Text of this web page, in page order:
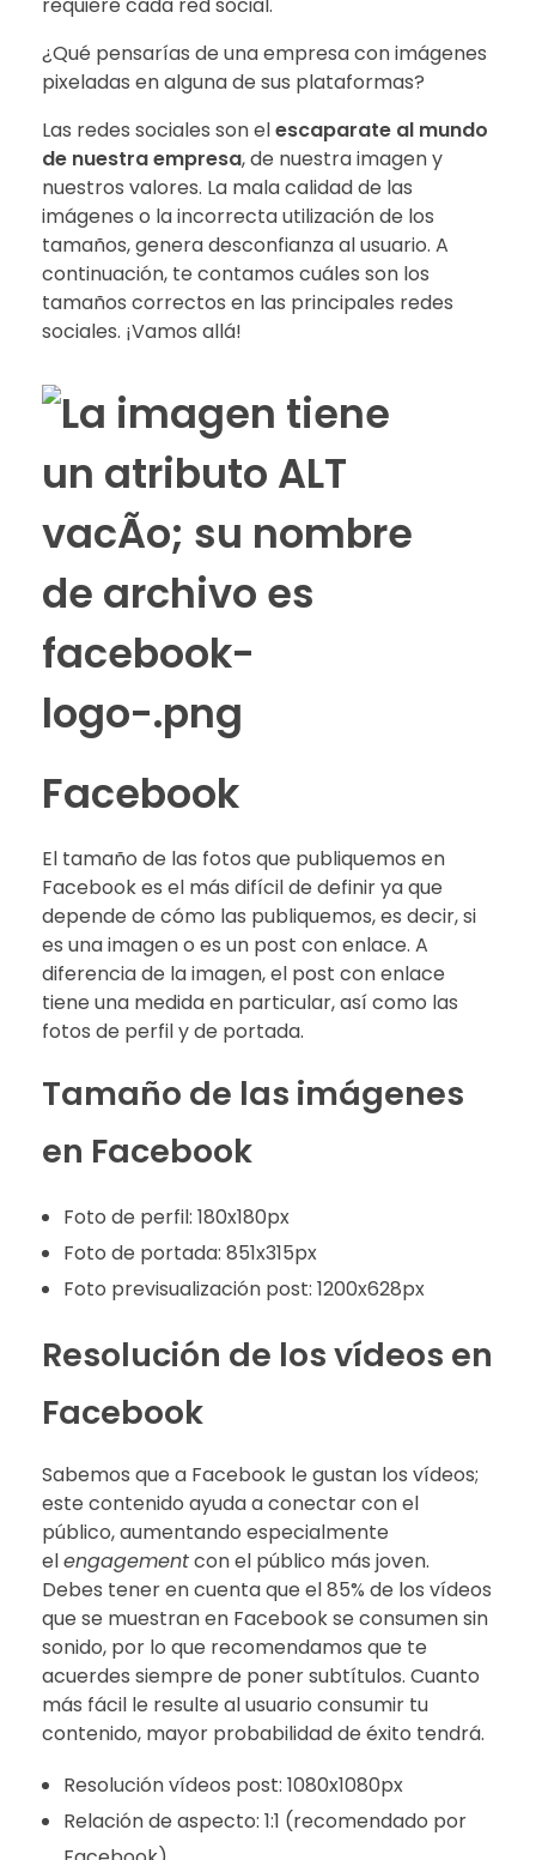
¿Qué pensarías de una empresa con imágenes
pixeladas en alguna de sus plataformas?
Las redes sociales son elescaparate al mundo
de nuestra empresa, de nuestra imagen y
nuestros valores. La mala calidad de las
imágenes o la incorrecta utilización de los
tamaños, genera desconfianza al usuario. A
continuación, te contamos cuáles son los
tamaños correctos en las principales redes
sociales. ¡Vamos allá!
Facebook
El tamaño de las fotos que publiquemos en
Facebook es el más difícil de definir ya que
depende de cómo las publiquemos, es decir, si
es una imagen o es un post con enlace. A
diferencia de la imagen, el post con enlace
tiene una medida en particular, así como las
fotos de perfil y de portada.
Tamaño de las imágenes
en Facebook
Foto de perfil: 180x180px
Foto de portada: 851x315px
Foto previsualización post: 1200x628px
Resolución de los vídeos en
Facebook
Sabemos que a Facebook le gustan los vídeos;
este contenido ayuda a conectar con el
público, aumentando especialmente
elengagementcon el público más joven.
Debes tener en cuenta que el 85% de los vídeos
que se muestran en Facebook se consumen sin
sonido, por lo que recomendamos que te
acuerdes siempre de poner subtítulos. Cuanto
más fácil le resulte al usuario consumir tu
contenido, mayor probabilidad de éxito tendrá.
Resolución vídeos post: 1080x1080px
Relación de aspecto: 1:1 (recomendado por